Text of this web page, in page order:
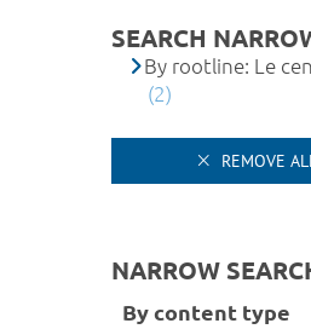
SEARCH
By rootline: Le
(2)
REMOVE
NARROW
By content type